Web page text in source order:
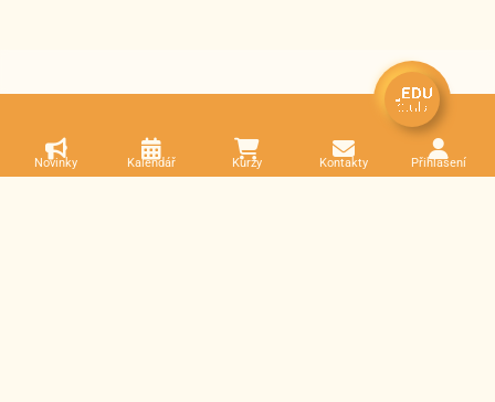
Novinky Kalendář Kurzy Kontakty Přihlášení